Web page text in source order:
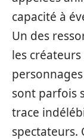
capacité à
Un des
les
sont parfois
trace
spectateurs.